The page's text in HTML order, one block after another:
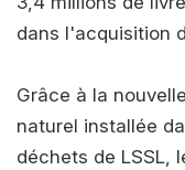
dans l'acquisition
Grâce à la
naturel installée
déchets de LSSL,